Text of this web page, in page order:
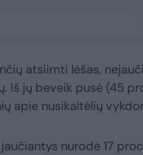
atsiimti lėšas,
Iš jų beveik pusė (45
apie nusikaltėlių
nurodė 17